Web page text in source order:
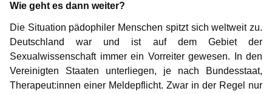
Wie geht es dann weiter?
Die Situation pädophiler Menschen spitzt sich weltweit zu.
Deutschland war und ist auf dem Gebiet der
Sexualwissenschaft immer ein Vorreiter gewesen. In den
Vereinigten Staaten unterliegen, je nach Bundesstaat,
Therapeut:innen einer Meldepflicht. Zwar in der Regel nur